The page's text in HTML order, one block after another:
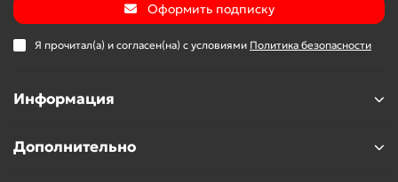
Оформить подписку
Я прочитал(а) и согласен(на) с условиями Политика безопасности
Информация
Дополнительно